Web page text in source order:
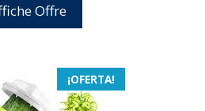
Offre
¡OFERTA!